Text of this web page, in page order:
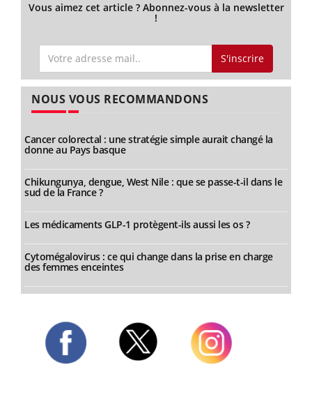
Vous aimez cet article ? Abonnez-vous à la newsletter
!
S'inscrire
NOUS VOUS RECOMMANDONS
Cancer colorectal : une stratégie simple aurait changé la
donne au Pays basque
Chikungunya, dengue, West Nile : que se passe-t-il dans le
sud de la France ?
Les médicaments GLP-1 protègent-ils aussi les os ?
Cytomégalovirus : ce qui change dans la prise en charge
des femmes enceintes